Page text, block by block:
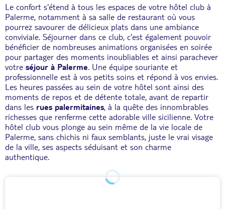
Le confort s'étend à tous les espaces de votre hôtel club à
Palerme, notamment à sa salle de restaurant où vous
pourrez savourer de délicieux plats dans une ambiance
conviviale. Séjourner dans ce club, c'est également pouvoir
bénéficier de nombreuses animations organisées en soirée
pour partager des moments inoubliables et ainsi parachever
votre séjour à Palerme. Une équipe souriante et
professionnelle est à vos petits soins et répond à vos envies.
Les heures passées au sein de votre hôtel sont ainsi des
moments de repos et de détente totale, avant de repartir
dans les rues palermitaines, à la quête des innombrables
richesses que renferme cette adorable ville sicilienne. Votre
hôtel club vous plonge au sein même de la vie locale de
Palerme, sans chichis ni faux semblants, juste le vrai visage
de la ville, ses aspects séduisant et son charme
authentique.